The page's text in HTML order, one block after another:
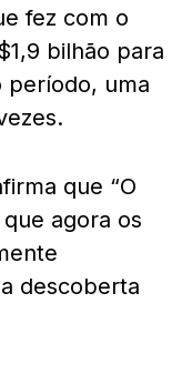
fez com o
bilhão para
período, uma
que “O
agora os
descoberta